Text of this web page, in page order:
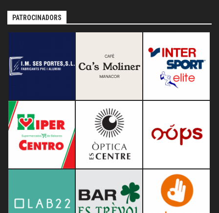
PATROCINADORS